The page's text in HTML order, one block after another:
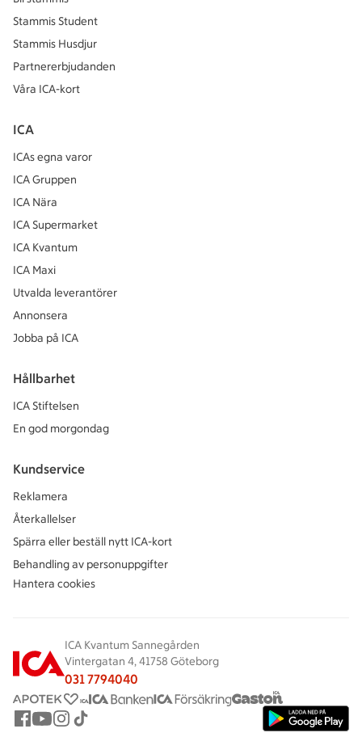
Stammis Student
Stammis Husdjur
Partnererbjudanden
Våra ICA-kort
ICA
ICAs egna varor
ICA Gruppen
ICA Nära
ICA Supermarket
ICA Kvantum
ICA Maxi
Utvalda leverantörer
Annonsera
Jobba på ICA
Hållbarhet
ICA Stiftelsen
En god morgondag
Kundservice
Reklamera
Återkallelser
Spärra eller beställ nytt ICA-kort
Behandling av personuppgifter
Hantera cookies
ICA Kvantum Sannegården
Vintergatan 4, 41758 Göteborg
031 7794040